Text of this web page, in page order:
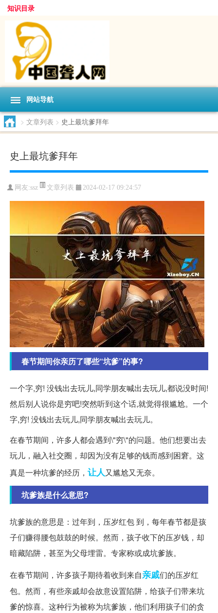
知识目录
网站导航
> 文章列表 > 史上最坑爹拜年
史上最坑爹拜年
网友:ssz 文章列表 2024-02-17 09:24:57
春节期间你亲历了哪些“坑爹”的事?
一个字,穷! 没钱出去玩儿,同学朋友喊出去玩儿,都说没时间!
然后别人说你是穷吧!突然听到这个话,就觉得很尴尬。一个
字,穷! 没钱出去玩儿,同学朋友喊出去玩儿。
在春节期间，许多人都会遇到\"穷\"的问题。他们想要出去
玩儿，融入社交圈，却因为没有足够的钱而感到困窘。这
真是一种坑爹的经历， 让人又尴尬又无奈。
坑爹族是什么意思?
坑爹族的意思是：过年到，压岁红包 到，每年春节都是孩
子们赚得腰包鼓鼓的时候。然而，孩子收下的压岁钱，却
暗藏陷阱，甚至为父母埋雷。专家称或成坑爹族。
在春节期间，许多孩子期待着收到来自亲戚们的压岁红
包。然而，有些亲戚却会故意设置陷阱，给孩子们带来坑
爹的惊喜。这种行为被称为坑爹族，他们利用孩子们的贪